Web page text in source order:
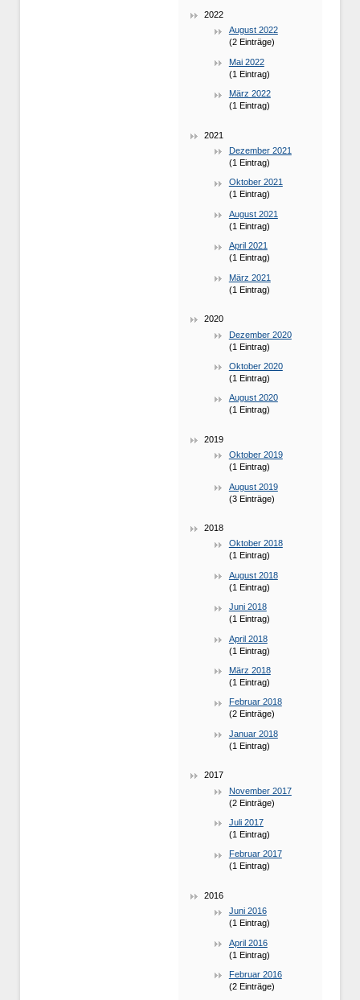
2022
August 2022
(2 Einträge)
Mai 2022
(1 Eintrag)
März 2022
(1 Eintrag)
2021
Dezember 2021
(1 Eintrag)
Oktober 2021
(1 Eintrag)
August 2021
(1 Eintrag)
April 2021
(1 Eintrag)
März 2021
(1 Eintrag)
2020
Dezember 2020
(1 Eintrag)
Oktober 2020
(1 Eintrag)
August 2020
(1 Eintrag)
2019
Oktober 2019
(1 Eintrag)
August 2019
(3 Einträge)
2018
Oktober 2018
(1 Eintrag)
August 2018
(1 Eintrag)
Juni 2018
(1 Eintrag)
April 2018
(1 Eintrag)
März 2018
(1 Eintrag)
Februar 2018
(2 Einträge)
Januar 2018
(1 Eintrag)
2017
November 2017
(2 Einträge)
Juli 2017
(1 Eintrag)
Februar 2017
(1 Eintrag)
2016
Juni 2016
(1 Eintrag)
April 2016
(1 Eintrag)
Februar 2016
(2 Einträge)